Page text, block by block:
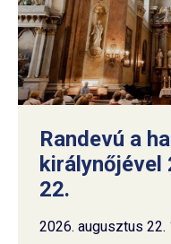
Randevú a
királynőjével
22.
2026. augusztus 22.